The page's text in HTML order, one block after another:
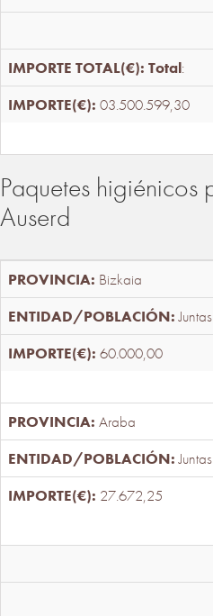
Total:
03.500.599,30
Paquetes
Auserd
Bizkaia
60.000,00
Araba
27.672,25